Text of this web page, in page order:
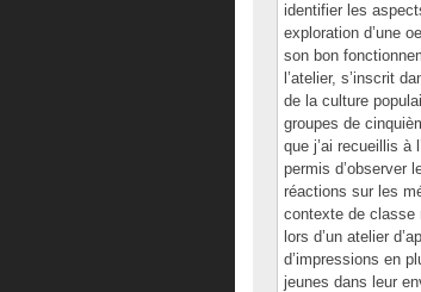
identifier les
exploration d’une
son bon
l’atelier, s’inscrit
de la culture
groupes de
que j’ai recueillis à
permis d’observer
réactions sur les
contexte de classe
lors d’un atelier
d’impressions en
jeunes dans leur